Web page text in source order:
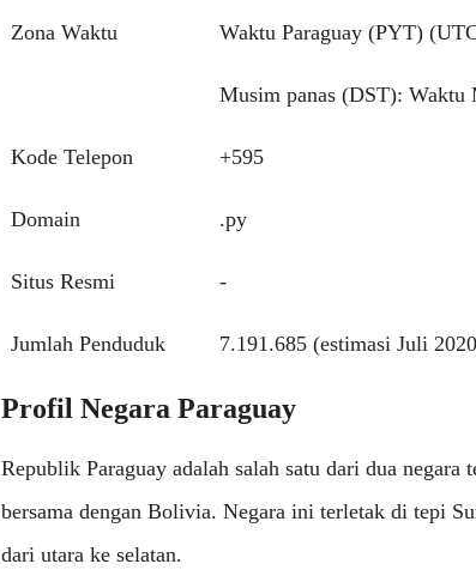
Zona Waktu Waktu Paraguay (PYT)
Musim panas (DST): Waktu
Kode Telepon +595
Domain .py
Situs Resmi -
Jumlah Penduduk 7.191.685 (estimasi Juli
Profil Negara Paraguay
Republik Paraguay adalah salah satu dari dua
bersama dengan Bolivia. Negara ini terletak di tepi
dari utara ke selatan.